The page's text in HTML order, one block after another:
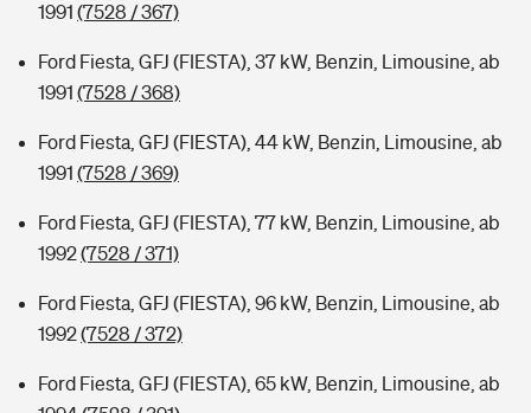
1991 (7528 / 367)
Ford Fiesta, GFJ (FIESTA), 37 kW, Benzin, Limousine, ab
1991 (7528 / 368)
Ford Fiesta, GFJ (FIESTA), 44 kW, Benzin, Limousine, ab
1991 (7528 / 369)
Ford Fiesta, GFJ (FIESTA), 77 kW, Benzin, Limousine, ab
1992(7528 / 371)
Ford Fiesta, GFJ (FIESTA), 96 kW, Benzin, Limousine, ab
1992(7528 / 372)
Ford Fiesta, GFJ (FIESTA), 65 kW, Benzin, Limousine, ab